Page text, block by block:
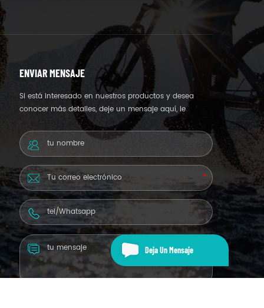
ENVIAR MENSAJE
Si está interesado en nuestros productos y desea
conocer más detalles, deje un mensaje aquí, le
responderemos lo antes posible.
Deja Un Mensaje